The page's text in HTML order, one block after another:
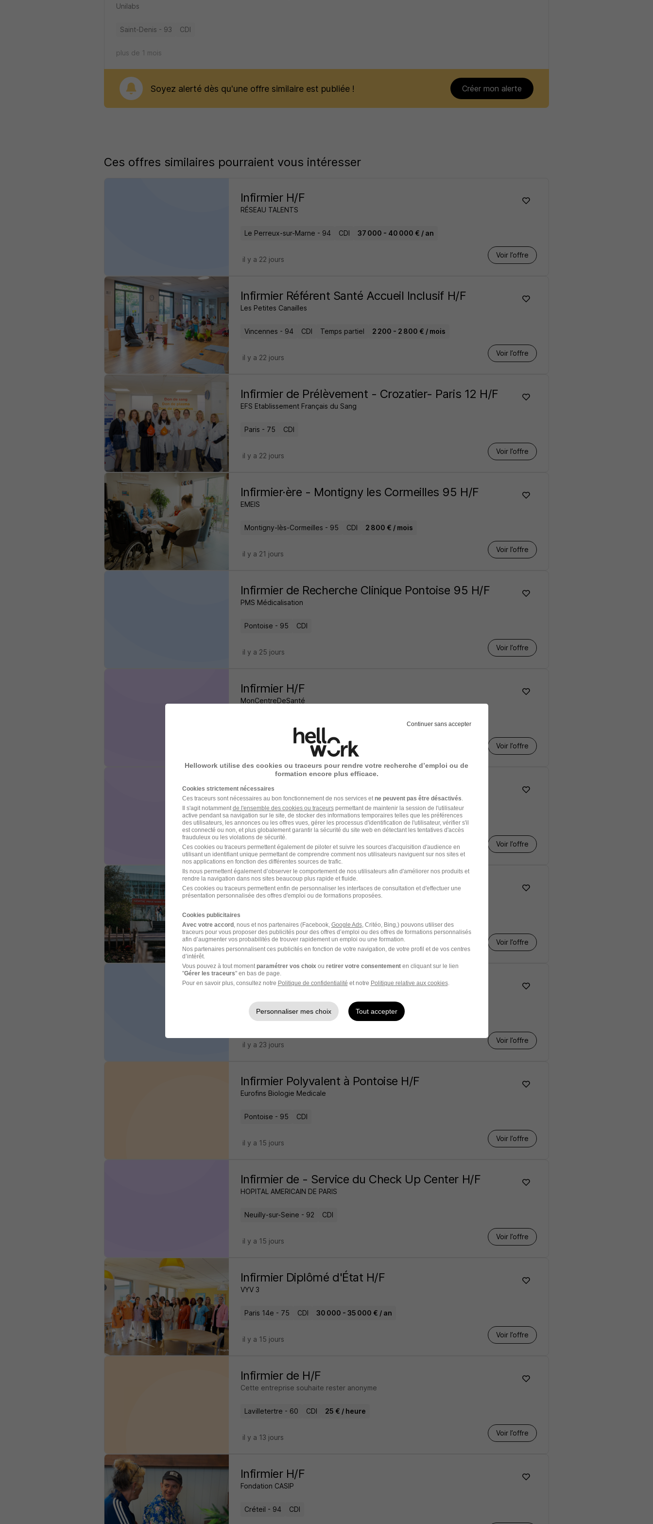
Unilabs
Saint-Denis - 93 CDI
plus de 1 mois
Soyez alerté dès qu'une offre similaire est publiée ! Créer mon alerte
Ces offres similaires pourraient vous intéresser
Infirmier H/F
RÉSEAU TALENTS
Le Perreux-sur-Marne - 94 CDI 37 000 - 40 000 € / an
Voir l’offre
il y a 22 jours
Infirmier Référent Santé Accueil Inclusif H/F
Les Petites Canailles
Vincennes - 94 CDI Temps partiel 2 200 - 2 800 € / mois
Voir l’offre
il y a 22 jours
Infirmier de Prélèvement - Crozatier- Paris 12 H/F
EFS Etablissement Français du Sang
Paris - 75 CDI
Voir l’offre
il y a 22 jours
Infirmier·ère - Montigny les Cormeilles 95 H/F
EMEIS
Montigny-lès-Cormeilles - 95 CDI 2 800 € / mois
Voir l’offre
il y a 21 jours
Infirmier de Recherche Clinique Pontoise 95 H/F
PMS Médicalisation
Pontoise - 95 CDI
Voir l’offre
il y a 25 jours
Infirmier H/F
MonCentreDeSanté
Voir l’offre
Infirmier H/F
ADEF RESIDENCES
Villecresnes - 94 CDI 2 800 - 2 900 € / mois
Voir l’offre
il y a 23 jours
Infirmier de Jour en Chirurgie H/F
HOPITAL PRIVE NORD PARISIEN
Voir l’offre
il y a 23 jours
Infirmier DiabèteHf H/F
Paris - 75 35 000 - 38 000 € / an
Voir l’offre
il y a 23 jours
Infirmier Polyvalent à Pontoise H/F
Eurofins Biologie Medicale
Pontoise - 95 CDI
Voir l’offre
il y a 15 jours
Infirmier de - Service du Check Up Center H/F
HOPITAL AMERICAIN DE PARIS
Neuilly-sur-Seine - 92 CDI
Voir l’offre
il y a 15 jours
Infirmier Diplômé d'État H/F
VYV 3
Paris 14e - 75 CDI 30 000 - 35 000 € / an
Voir l’offre
il y a 15 jours
Infirmier de H/F
Cette entreprise souhaite rester anonyme
Lavilletertre - 60 CDI 25 € / heure
Voir l’offre
il y a 13 jours
Infirmier H/F
Fondation CASIP
Créteil - 94 CDI
Continuer sans accepter
Hellowork utilise des cookies ou traceurs pour rendre votre recherche d’emploi ou de
formation encore plus efficace.
Cookies strictement nécessaires
Ces traceurs sont nécessaires au bon fonctionnement de nos services et ne peuvent pas être désactivés
Il s'agit notamment de l'ensemble des cookies ou traceurspermettant de maintenir la session de l'utilisateur
active pendant sa navigation sur le site, de stocker des informations temporaires telles que les préférences
des utilisateurs, les annonces ou les offres vues, gérer les processus d'identification de l'utilisateur, vérifier s'il
est connecté ou non, et plus globalement garantir la sécurité du site web en détectant les tentatives d'accès
frauduleux ou les violations de sécurité.
Ces cookies ou traceurs permettent également de piloter et suivre les sources d'acquisition d'audience en
utilisant un identifiant unique permettant de comprendre comment nos utilisateurs naviguent sur nos sites et
nos applications en fonction des différentes sources de trafic.
Ils nous permettent également d’observer le comportement de nos utilisateurs afin d'améliorer nos produits et
rendre la navigation dans nos sites beaucoup plus rapide et fluide.
Ces cookies ou traceurs permettent enfin de personnaliser les interfaces de consultation et d'effectuer une
présentation personnalisée des offres d'emploi ou de formations proposées.
Cookies publicitaires
Avec votre accord, nous et nos partenaires (Facebook, Google Ads, Critéo, Bing,) pouvons utiliser des
traceurs pour vous proposer des publicités pour des offres d’emploi ou des offres de formations personnalisés
afin d’augmenter vos probabilités de trouver rapidement un emploi ou une formation.
Nos partenaires personnalisent ces publicités en fonction de votre navigation, de votre profil et de vos centres
d’intérêt.
Vous pouvez à tout moment paramétrer vos choix ou retirer votre consentementen cliquant sur le lien
"Gérer les traceurs" en bas de page.
Pour en savoir plus, consultez notre Politique de confidentialité et notre Politique relative aux cookies.
Personnaliser mes choix Tout accepter